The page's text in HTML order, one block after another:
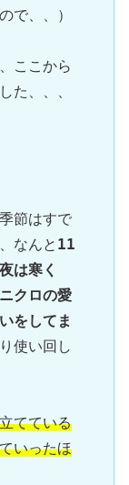
で、、）
ここから
た、、、
節はすで
なんと 11
は寒く
クロの愛
をしてま
使い回し
てている
いったほ